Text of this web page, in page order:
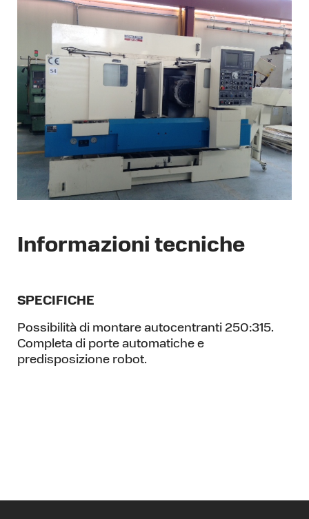
Informazioni tecniche
SPECIFICHE
Possibilità di montare autocentranti 250:315.
Completa di porte automatiche e
predisposizione robot.